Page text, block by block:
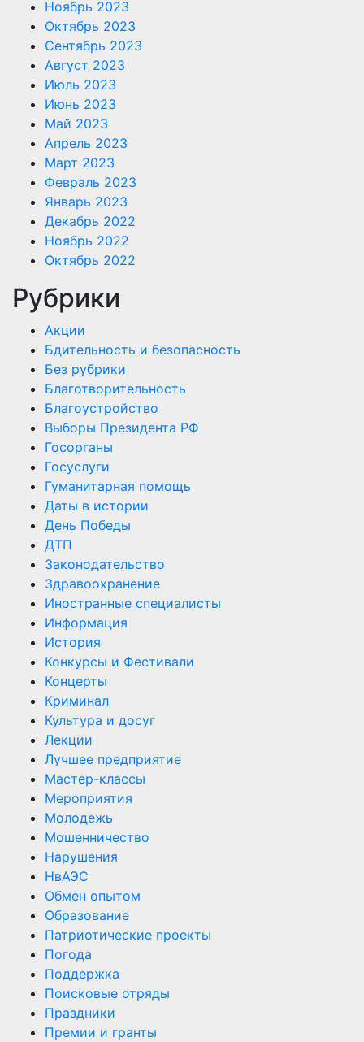
Ноябрь 2023
Октябрь 2023
Сентябрь 2023
Август 2023
Июль 2023
Июнь 2023
Май 2023
Апрель 2023
Март 2023
Февраль 2023
Январь 2023
Декабрь 2022
Ноябрь 2022
Октябрь 2022
Рубрики
Акции
Бдительность и безопасность
Без рубрики
Благотворительность
Благоустройство
Выборы Президента РФ
Госорганы
Госуслуги
Гуманитарная помощь
Даты в истории
День Победы
ДТП
Законодательство
Здравоохранение
Иностранные специалисты
Информация
История
Конкурсы и Фестивали
Концерты
Криминал
Культура и досуг
Лекции
Лучшее предприятие
Мастер-классы
Мероприятия
Молодежь
Мошенничество
Нарушения
НвАЭС
Обмен опытом
Образование
Патриотические проекты
Погода
Поддержка
Поисковые отряды
Праздники
Премии и гранты